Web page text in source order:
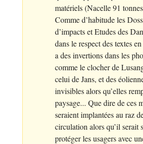
matériels (Nacelle 91
Comme d’habitude les
d’impacts et Etudes des
dans le respect des textes
a des invertions dans les
comme le clocher de
celui de Jans, et des
invisibles alors qu’elles
paysage... Que dire de ces
seraient implantées au raz
circulation alors qu’il serait
protéger les usagers avec